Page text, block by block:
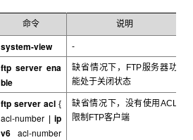
命令 说明
system-view -
ftp server ena
ble
缺省情况下，FTP服务器功
能处于关闭状态
ftp server acl {
acl-number
ip
v6 acl-number
缺省情况下，没有使用ACL
限制FTP客户端